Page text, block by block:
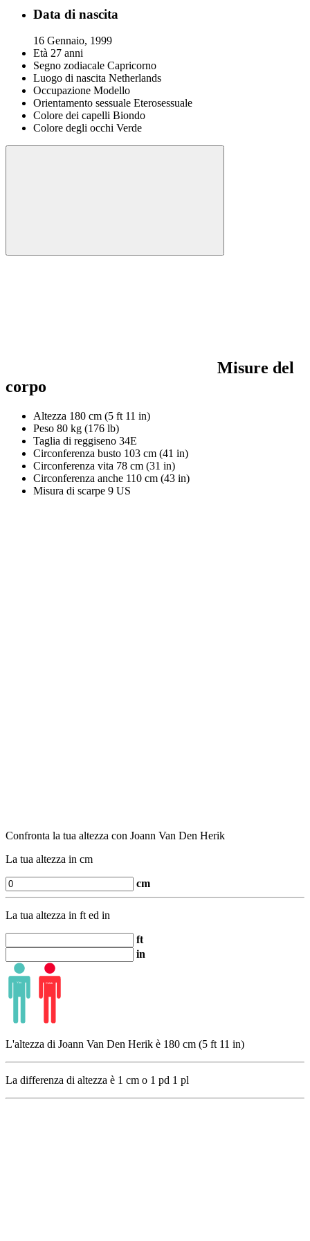
Data di nascita
16 Gennaio, 1999
Età 27 anni
Segno zodiacale Capricorno
Luogo di nascita Netherlands
Occupazione Modello
Orientamento sessuale Eterosessuale
Colore dei capelli Biondo
Colore degli occhi Verde
Misure del
corpo
Altezza 180 cm (5 ft 11 in)
Peso 80 kg (176 lb)
Taglia di reggiseno 34E
Circonferenza busto 103 cm (41 in)
Circonferenza vita 78 cm (31 in)
Circonferenza anche 110 cm (43 in)
Misura di scarpe 9 US
Confronta la tua altezza con Joann Van Den Herik
La tua altezza in cm
cm
La tua altezza in ft ed in
ft
in
L'altezza di Joann Van Den Herik è 180 cm (5 ft 11 in)
La differenza di altezza è 1 cm o 1 pd 1 pl